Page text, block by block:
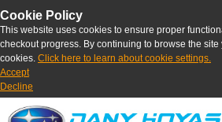
Cookie Policy
This website uses cookies to ensure proper
checkout progress. By continuing to browse the
cookies. Click here to learn about cookie settings.
Accept
Decline